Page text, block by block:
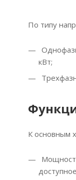
По типу
кВт;
К основным